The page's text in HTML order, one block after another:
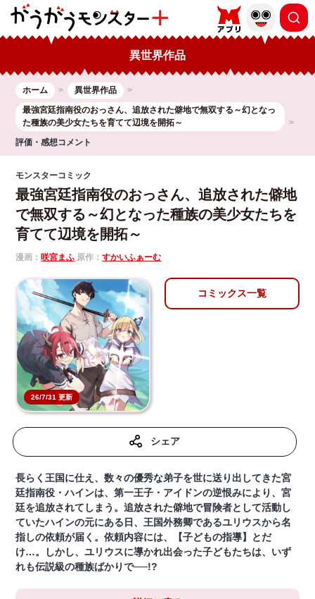
異世界作品
ホーム
異世界作品
最強宮廷指南役のおっさん、追放された僻地で無双する～幻となっ
た種族の美少女たちを育てて辺境を開拓～
評価・感想コメント
モンスターコミック
最強宮廷指南役のおっさん、追放された僻地
で無双する～幻となった種族の美少女たちを
育てて辺境を開拓～
漫画：咲宮まふ 原作：すかいふぁーむ
26/7/31 更新
コミックス一覧
シェア
長らく王国に仕え、数々の優秀な弟子を世に送り出してきた宮
廷指南役・ハインは、第一王子・アイドンの逆恨みにより、宮
廷を追放されてしまう。追放された僻地で冒険者として活動し
ていたハインの元にある日、王国外務卿であるユリウスから名
指しの依頼が届く。依頼内容には、【子どもの指導】とだ
け…。しかし、ユリウスに導かれ出会った子どもたちは、いず
れも伝説級の種族ばかりで──!?